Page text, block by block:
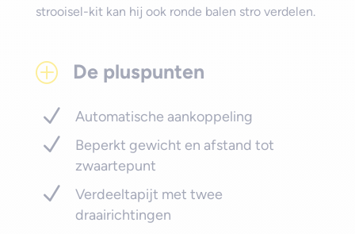
strooisel-kit kan hij ook ronde balen stro verdelen.
P De pluspunten
Automatische aankoppeling
Beperkt gewicht en afstand tot
zwaartepunt
Verdeeltapijt met twee
draairichtingen